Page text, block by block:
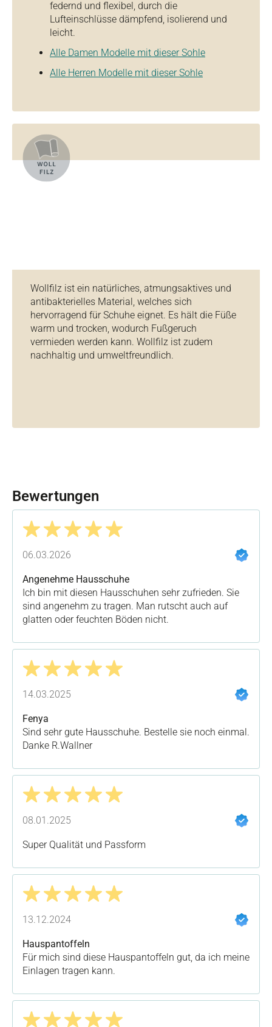
federnd und flexibel, durch die
Lufteinschlüsse dämpfend, isolierend und
leicht.
Alle Damen Modelle mit dieser Sohle
Alle Herren Modelle mit dieser Sohle
Wollfilz ist ein natürliches, atmungsaktives und
antibakterielles Material, welches sich
hervorragend für Schuhe eignet. Es hält die Füße
warm und trocken, wodurch Fußgeruch
vermieden werden kann. Wollfilz ist zudem
nachhaltig und umweltfreundlich.
Bewertungen
Bewertung mit 5 von 5 Sternen
06.03.2026
Angenehme Hausschuhe
Ich bin mit diesen Hausschuhen sehr zufrieden. Sie
sind angenehm zu tragen. Man rutscht auch auf
glatten oder feuchten Böden nicht.
Bewertung mit 5 von 5 Sternen
14.03.2025
Fenya
Sind sehr gute Hausschuhe. Bestelle sie noch einmal.
Danke R.Wallner
Bewertung mit 5 von 5 Sternen
08.01.2025
Super Qualität und Passform
Bewertung mit 5 von 5 Sternen
13.12.2024
Hauspantoffeln
Für mich sind diese Hauspantoffeln gut, da ich meine
Einlagen tragen kann.